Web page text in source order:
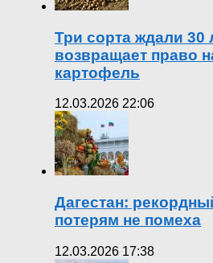
Три сорта ждали 30
возвращает право
картофель
12.03.2026 22:06
Дагестан:
потерям не помеха
12.03.2026 17:38